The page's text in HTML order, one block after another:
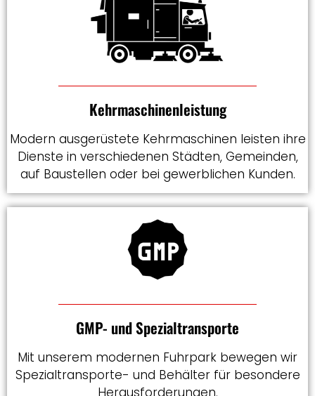
Kehrmaschinenleistung
Modern ausgerüstete Kehrmaschinen leisten ihre
Dienste in verschiedenen Städten, Gemeinden,
auf Baustellen oder bei gewerblichen Kunden.
GMP- und Spezialtransporte
Mit unserem modernen Fuhrpark bewegen wir
Spezialtransporte- und Behälter für besondere
Herausforderungen.